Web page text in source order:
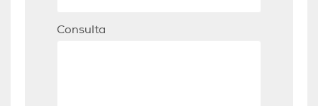
Consulta